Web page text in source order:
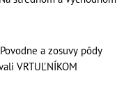
a zosuvy pôdy
VRTUĽNÍKOM